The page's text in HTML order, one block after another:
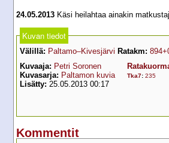
24.05.2013 Käsi heilahtaa ainakin
Kuvan tiedot
Välillä: Paltamo–Kivesjärvi Ratakm:
Kuvaaja: Petri Soronen
Kuvasarja: Paltamon kuvia
Lisätty: 25.05.2013 00:17
Tka7: 235
Kommentit